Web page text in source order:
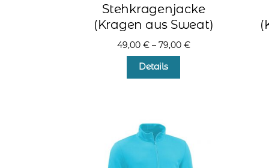
Stehkragenjacke
(Kragen aus Sweat)
49,00 €– 79,00 €
Details
Die
Optionen
können